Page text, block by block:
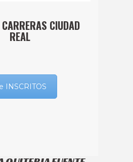
CIUDAD
REAL
INSCRITOS